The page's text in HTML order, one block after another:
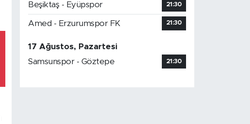
Beşiktaş - Eyüpspor 21:30
Amed - Erzurumspor FK 21:30
17 Ağustos, Pazartesi
Samsunspor - Göztepe
21:30